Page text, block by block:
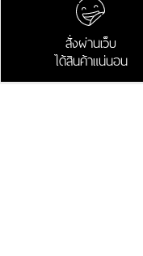
สั่งผ่านเว็บ
ได้สินค้าแน่นอน